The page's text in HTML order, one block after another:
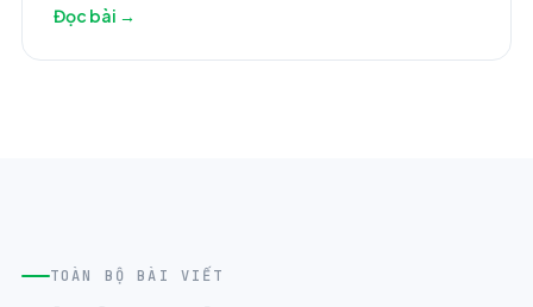
Đọc bài →
TOÀN BỘ BÀI VIẾT